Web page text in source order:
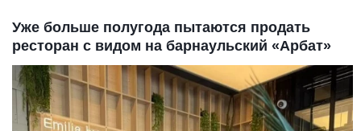
Уже больше полугода пытаются продать
ресторан с видом на барнаульский «Арбат»